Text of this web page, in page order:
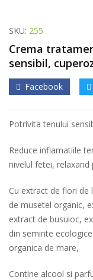
SKU: 255
Crema
sensibil,
Facebook
Potrivita tenului
Reduce inflamatiile
nivelul fetei, relaxand
Cu extract de flori de
de musetel organic,
extract de busuioc,
din seminte
organica de mare,
Contine alcool si